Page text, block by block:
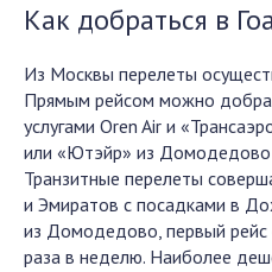
Как добраться в
Из Москвы перелеты
Прямым рейсом можно
услугами Oren Air и
или «Ютэйр» из
Транзитные перелеты
и Эмиратов с посадками в
из Домодедово, первый
раза в неделю. Наиболее